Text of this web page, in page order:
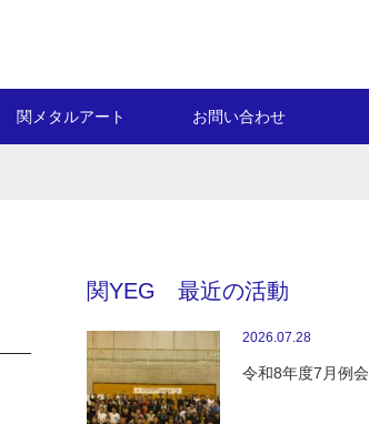
関メタルアート お問い合わせ
関YEG 最近の活動
2026.07.28
令和8年度7月例会